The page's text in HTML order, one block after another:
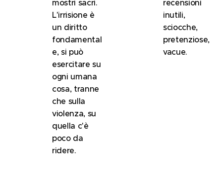
mostri sacri.
L'irrisione è
un diritto
fondamental
e, si può
esercitare su
ogni umana
cosa, tranne
che sulla
violenza, su
quella c'è
poco da
ridere.
recensioni
inutili,
sciocche,
pretenziose,
vacue.